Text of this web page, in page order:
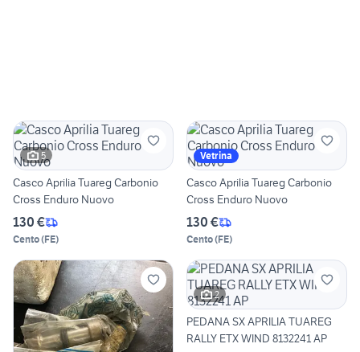
5
Casco Aprilia Tuareg Carbonio
Cross Enduro Nuovo
130 €
Cento(FE)
Vetrina
Casco Aprilia Tuareg Carbonio
Cross Enduro Nuovo
130 €
Cento(FE)
2
PEDANA SX APRILIA TUAREG
RALLY ETX WIND 8132241 AP